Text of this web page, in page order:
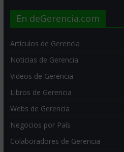
En deGerencia.com
Artículos de Gerencia
Noticias de Gerencia
Videos de Gerencia
Libros de Gerencia
Webs de Gerencia
Negocios por País
Colaboradores de Gerencia